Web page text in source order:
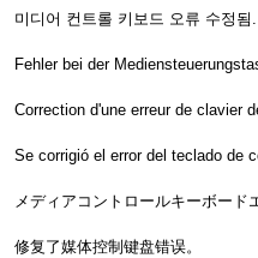
미디어 컨트롤 키보드 오류 수정됨.
Fehler bei der
Correction d'une erreur de clavier
Se corrigió el error del teclado de
メディアコントロールキーボード
修复了媒体控制键盘错误。